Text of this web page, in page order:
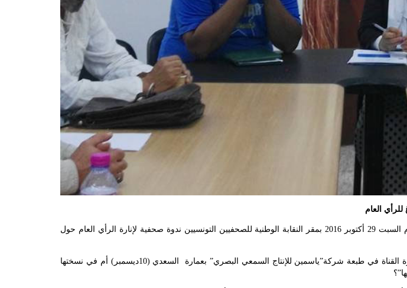
للرأي العام
نحن عدد من العاملين في شبكة تونس الإخبارية TNN و الذين وقع طردهم تعسفيا عقدنا يوم السبت 29 أكتوبر 2016 بمقر النقابة الوطنية للصحفيين التونسيين ندوة صحفية لإنارة الرأي العام حول
نتسائل في البداية من أصدر البلاغ الذي نشر على صفحة القناة تعقيبا على الندوة هل هي إدارة القناة في طبعة شركة”ياسمين للإنتاج السمعي البصري” بعمارة السعدي (10ديسمبر) أم في نسختها